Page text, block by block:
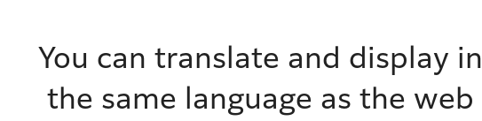
You can translate and display in
the same language as the web